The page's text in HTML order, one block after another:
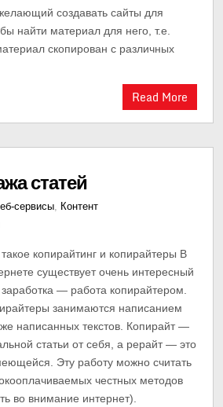
создавать сайты для
найти материал для него, т.е.
скопирован с различных
Read More
статей
сервисы, Контент
копирайтинг и копирайтеры В
существует очень интересный
— работа копирайтером.
занимаются написанием
написанных текстов. Копирайт —
статьи от себя, а рерайт — это
Эту работу можно считать
честных методов
во внимание интернет).